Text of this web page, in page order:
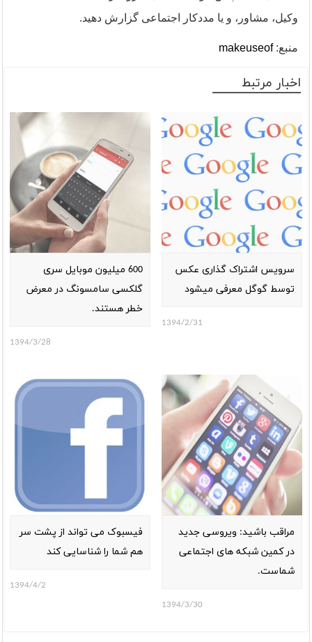
وکیل، مشاور، و یا مددکار اجتماعی گزارش دهید.
منبع: makeuseof
اخبار مرتبط
سرویس اشتراک گذاری عکس
توسط گوگل معرفی میشود
1394/2/31
600 میلیون موبایل سری
گلکسی سامسونگ در معرض
خطر هستند.
1394/3/28
مراقب باشید: ویروسی جدید
در کمین شبکه های اجتماعی
شماست.
1394/3/30
فیسبوک می تواند از پشت سر
هم شما را شناسایی کند
1394/4/2